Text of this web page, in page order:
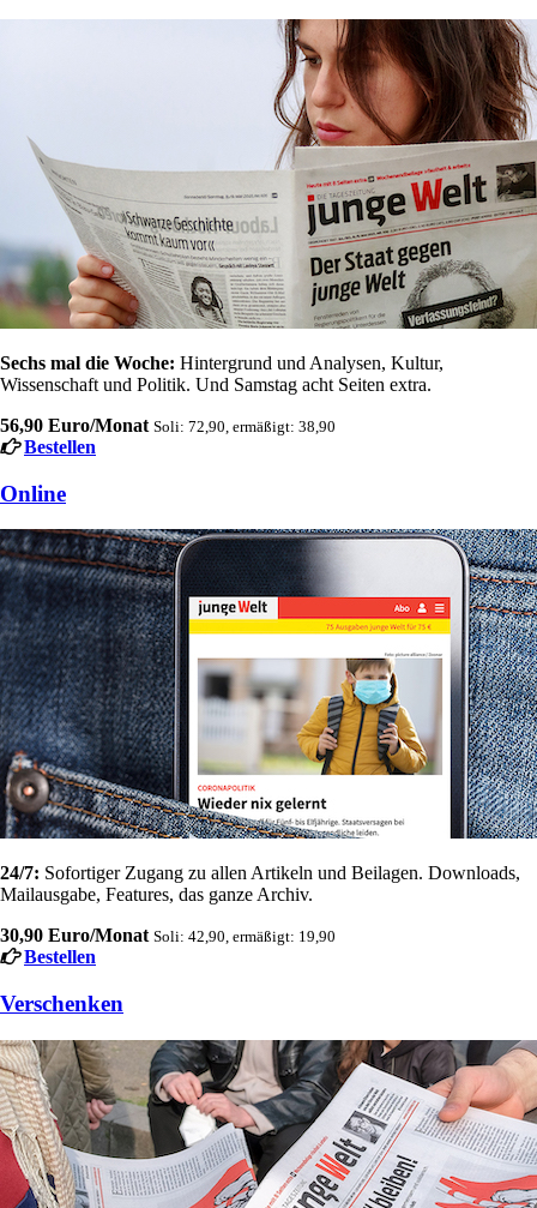
Sechs mal die Woche: Hintergrund und Analysen, Kultur,
Wissenschaft und Politik. Und Samstag acht Seiten extra.
56,90 Euro/Monat Soli: 72,90, ermäßigt: 38,90
Bestellen
Online
24/7: Sofortiger Zugang zu allen Artikeln und Beilagen. Downloads,
Mailausgabe, Features, das ganze Archiv.
30,90 Euro/Monat Soli: 42,90, ermäßigt: 19,90
Bestellen
Verschenken